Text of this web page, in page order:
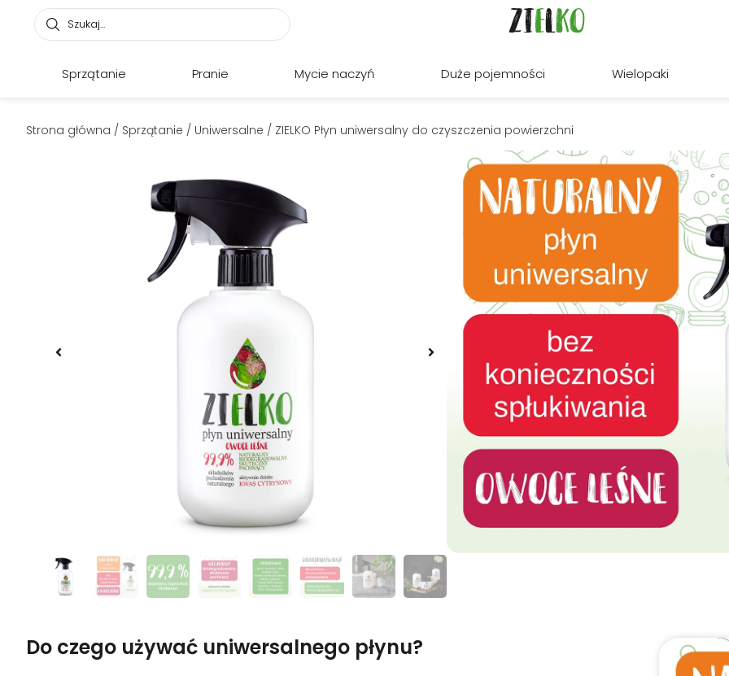
Sprzątanie Pranie Mycie naczyń Duże pojemności Wielopaki
Strona główna / Sprzątanie / Uniwersalne / ZIELKO Płyn uniwersalny do czyszczenia powierzchni
CZYSZCZENIE WIELOFUNKCYJNE
☆ ☆☆☆ ☆(8)
ZIELKO Płyn
Skuteczny i delikatny płyn do
naturalnej i biodegradowalnej formule,
Dzięki wszechstronnemu działaniu
wygodne rozwiązanie dla osób
Pojemność:500 ml
21.99 Zł
Na stanie
Dodaj do koszyka
Do czego używać uniwersalnego płynu?